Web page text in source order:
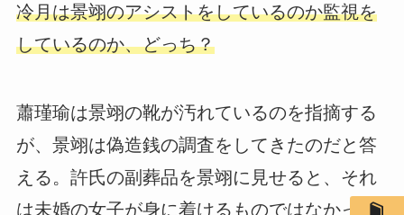
冷月は景翊のアシストをしているのか監視を
しているのか、どっち？
蕭瑾瑜は景翊の靴が汚れているのを指摘する
が、景翊は偽造銭の調査をしてきたのだと答
える。許氏の副葬品を景翊に見せると、それ
は未婚の女子が身に着けるものではなかっ